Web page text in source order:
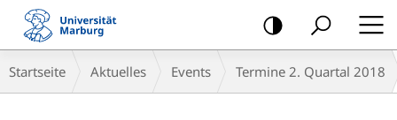
Mobile-
Navigation
Breadcrumb-
Navigation
Startseite Aktuelles Events Termine 2. Quartal 2018